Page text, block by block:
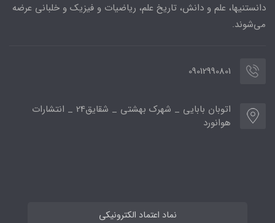
دانستنیها، علم و دانش، تاریخ علم، ریاضیات و فیزیک و خلبانی عرضه
می‌شوند.
09012990801
اتوبان بابایی _ شهرک بهشتی _ شقایق24 _ انتشارات
هوانورد
نماد اعتماد الکترونیکی